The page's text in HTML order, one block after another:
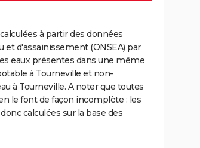
à partir des données
et d'assainissement (ONSEA) par
eaux présentes dans une même
à Tourneville et non-
à Tourneville. A noter que toutes
le font de façon incomplète : les
calculées sur la base des